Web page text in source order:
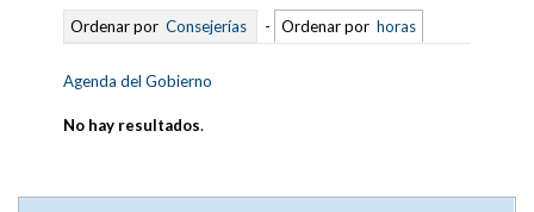
Ordenar por Consejerías - Ordenar por horas
Agenda del Gobierno
No hay resultados.